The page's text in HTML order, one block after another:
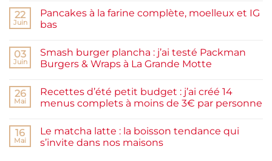
Confiture
de
prunes
et
rapide
22
Juin
Pancakes à la farine complète, moelleux et IG
bas
sur
Pancakes
à
complète,
moelleux
et
03
Juin
Smash burger plancha : j’ai testé Packman
Burgers & Wraps à La Grande Motte
sur
Smash
burger
testé
Packman
Burgers &
26
Mai
Recettes d’été petit budget : j’ai créé 14
menus complets à moins de 3€ par personne
sur
Recettes
d’été
16
Mai
Le matcha latte : la boisson tendance qui
s’invite dans nos maisons